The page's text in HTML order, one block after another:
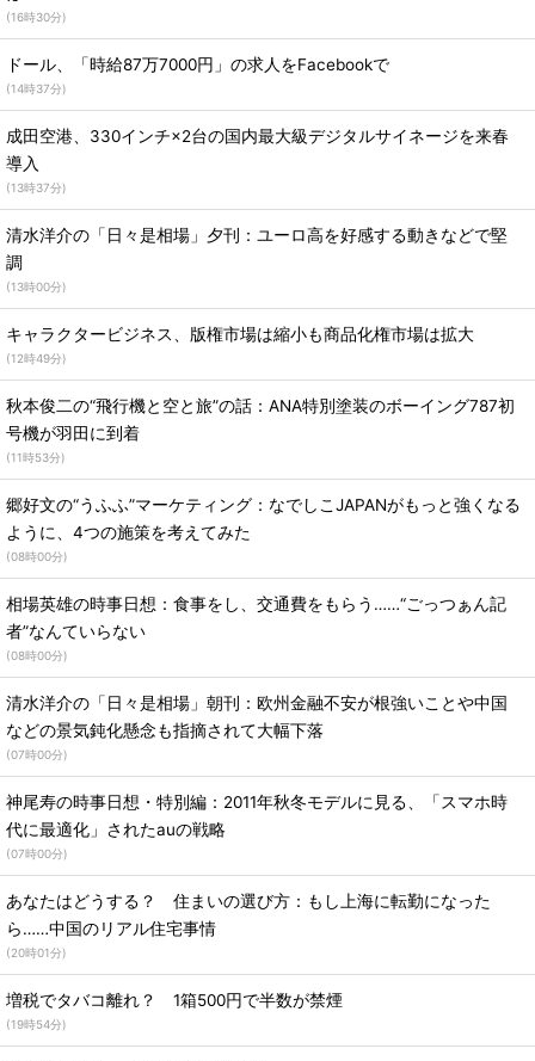
(16時30分)
ドール、「時給87万7000円」の求人をFacebookで
(14時37分)
成田空港、330インチ×2台の国内最大級デジタルサイネージを来春
導入
(13時37分)
清水洋介の「日々是相場」夕刊：ユーロ高を好感する動きなどで堅
調
(13時00分)
キャラクタービジネス、版権市場は縮小も商品化権市場は拡大
(12時49分)
秋本俊二の“飛行機と空と旅”の話：ANA特別塗装のボーイング787初
号機が羽田に到着
(11時53分)
郷好文の“うふふ”マーケティング：なでしこJAPANがもっと強くなる
ように、4つの施策を考えてみた
(08時00分)
相場英雄の時事日想：食事をし、交通費をもらう……“ごっつぁん記
者”なんていらない
(08時00分)
清水洋介の「日々是相場」朝刊：欧州金融不安が根強いことや中国
などの景気鈍化懸念も指摘されて大幅下落
(07時00分)
神尾寿の時事日想・特別編：2011年秋冬モデルに見る、「スマホ時
代に最適化」されたauの戦略
(07時00分)
あなたはどうする？ 住まいの選び方：もし上海に転勤になった
ら……中国のリアル住宅事情
(20時01分)
増税でタバコ離れ？ 1箱500円で半数が禁煙
(19時54分)